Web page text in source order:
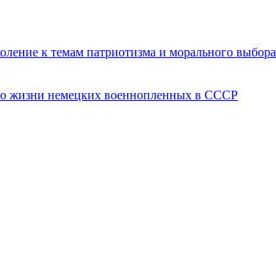
к темам патриотизма и морального выбора
о жизни немецких военнопленных в СССР